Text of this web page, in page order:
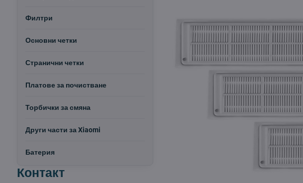
Филтри
Основни четки
Странични четки
Платове за почистване
Торбички за смяна
Други части за Xiaomi
Батерия
Контакт